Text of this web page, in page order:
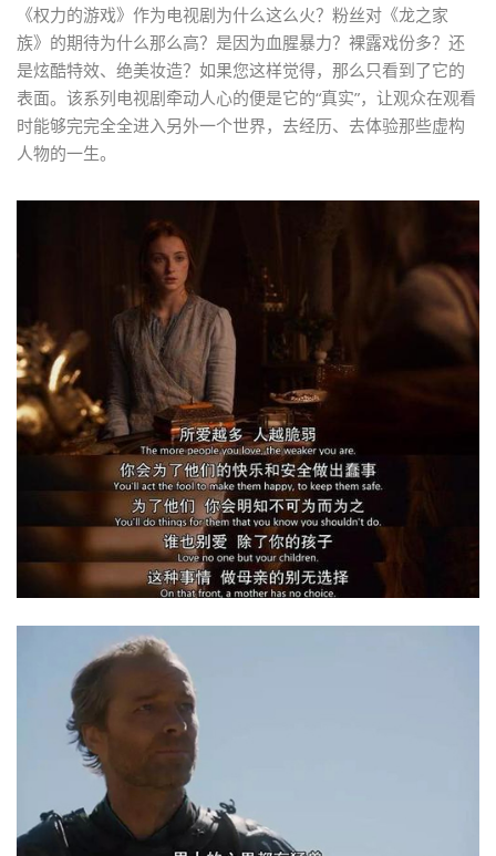
《权力的游戏》作为电视剧为什么这么火？粉丝对《龙之家
族》的期待为什么那么高？是因为血腥暴力？裸露戏份多？还
是炫酷特效、绝美妆造？如果您这样觉得，那么只看到了它的
表面。该系列电视剧牵动人心的便是它的“真实”，让观众在观看
时能够完完全全进入另外一个世界，去经历、去体验那些虚构
人物的一生。